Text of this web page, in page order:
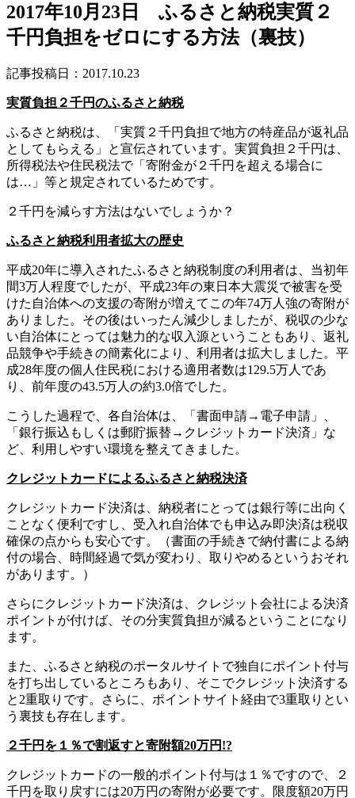
2017年10月23日 ふるさと納税実質２
千円負担をゼロにする方法（裏技）
記事投稿日：2017.10.23
実質負担２千円のふるさと納税
ふるさと納税は、「実質２千円負担で地方の特産品が返礼品
としてもらえる」と宣伝されています。実質負担２千円は、
所得税法や住民税法で「寄附金が２千円を超える場合に
は…」等と規定されているためです。
２千円を減らす方法はないでしょうか？
ふるさと納税利用者拡大の歴史
平成20年に導入されたふるさと納税制度の利用者は、当初年
間3万人程度でしたが、平成23年の東日本大震災で被害を受
けた自治体への支援の寄附が増えてこの年74万人強の寄附が
ありました。その後はいったん減少しましたが、税収の少な
い自治体にとっては魅力的な収入源ということもあり、返礼
品競争や手続きの簡素化により、利用者は拡大しました。平
成28年度の個人住民税における適用者数は129.5万人であ
り、前年度の43.5万人の約3.0倍でした。
こうした過程で、各自治体は、「書面申請→電子申請」、
「銀行振込もしくは郵貯振替→クレジットカード決済」な
ど、利用しやすい環境を整えてきました。
クレジットカードによるふるさと納税決済
クレジットカード決済は、納税者にとっては銀行等に出向く
ことなく便利ですし、受入れ自治体でも申込み即決済は税収
確保の点からも安心です。（書面の手続きで納付書による納
付の場合、時間経過で気が変わり、取りやめるというおそれ
があります。）
さらにクレジットカード決済は、クレジット会社による決済
ポイントが付けば、その分実質負担が減るということになり
ます。
また、ふるさと納税のポータルサイトで独自にポイント付与
を打ち出しているところもあり、そこでクレジット決済する
と2重取りです。さらに、ポイントサイト経由で3重取りとい
う裏技も存在します。
２千円を１％で割返すと寄附額20万円!?
クレジットカードの一般的ポイント付与は１％ですので、２
千円を取り戻すには20万円の寄附が必要です。限度額20万円